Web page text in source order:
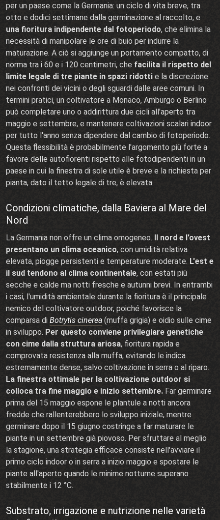
per un paese come la Germania: un ciclo di vita breve, tra
otto e dodici settimane dalla germinazione al raccolto, e
una fioritura indipendente dal fotoperiodo, che elimina la
necessità di manipolare le ore di buio per indurre la
maturazione. A ciò si aggiunge un portamento compatto, di
norma tra i 60 e i 120 centimetri, che facilita il rispetto del
limite legale di tre piante in spazi ridotti e la discrezione
nei confronti dei vicini o degli sguardi dalle aree comuni. In
termini pratici, un coltivatore a Monaco, Amburgo o Berlino
può completare uno o addirittura due cicli all'aperto tra
maggio e settembre, e mantenere coltivazioni scalari indoor
per tutto l'anno senza dipendere dal cambio di fotoperiodo.
Questa flessibilità è probabilmente l'argomento più forte a
favore delle autofiorenti rispetto alle fotodipendenti in un
paese in cui la finestra di sole utile è breve e la richiesta per
pianta, dato il tetto legale di tre, è elevata.
Condizioni climatiche, dalla Baviera al Mare del
Nord
La Germania non offre un clima omogeneo. Il nord e l'ovest
presentano un clima oceanico, con umidità relativa
elevata, piogge persistenti e temperature moderate. L'est e
il sud tendono al clima continentale, con estati più
secche e calde ma notti fresche e autunni brevi. In entrambi
i casi, l'umidità ambientale durante la fioritura è il principale
nemico del coltivatore outdoor, poiché favorisce la
comparsa di Botrytis cinerea (muffa grigia) e oidio sulle cime
in sviluppo. Per questo conviene privilegiare genetiche
con cime dalla struttura ariosa, fioritura rapida e
comprovata resistenza alla muffa, evitando le indica
estremamente dense, salvo coltivazione in serra o al riparo.
La finestra ottimale per la coltivazione outdoor si
colloca tra fine maggio e inizio settembre. Far germinare
prima del 15 maggio espone le plantule a notti ancora
fredde che rallenterebbero lo sviluppo iniziale, mentre
germinare dopo il 15 giugno costringe a far maturare le
piante in un settembre già piovoso. Per sfruttare al meglio
la stagione, una strategia efficace consiste nell'avviare il
primo ciclo indoor o in serra a inizio maggio e spostare le
piante all'aperto quando le minime notturne superano
stabilmente i 12 °C.
Substrato, irrigazione e nutrizione nelle varietà